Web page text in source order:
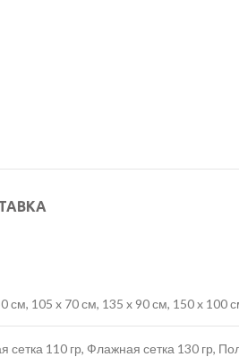
см, 105 x 70 см, 135 x 90 см, 150 x 100
сетка 110 гр, Флажная сетка 130 гр,